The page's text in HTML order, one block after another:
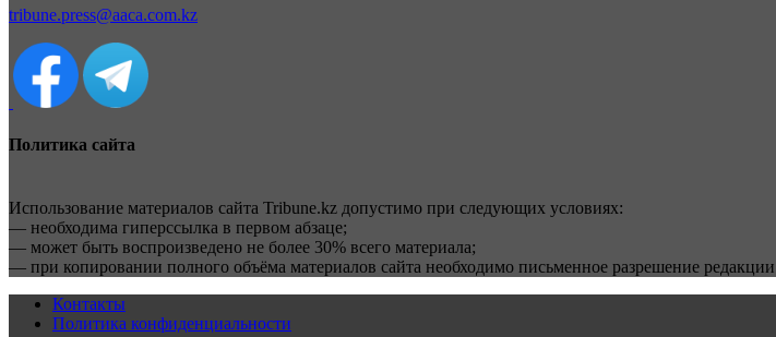
tribune.press@aaca.com.kz
Политика сайта
Использование материалов сайта Tribune.kz допустимо при следующих условиях:
— необходима гиперссылка в первом абзаце;
— может быть воспроизведено не более 30% всего материала;
— при копировании полного объёма материалов сайта необходимо письменное разрешение
Контакты
Политика конфиденциальности